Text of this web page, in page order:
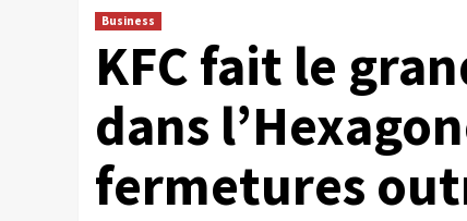
Business
KFC fait le
dans
fermetures